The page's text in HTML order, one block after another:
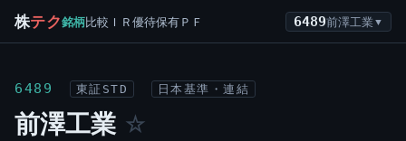
株テク銘柄比較 ＩＲ優待保有ＰＦ 6489前澤工業 ▼
6489 東証STD 日本基準・連結
前澤工業 ☆